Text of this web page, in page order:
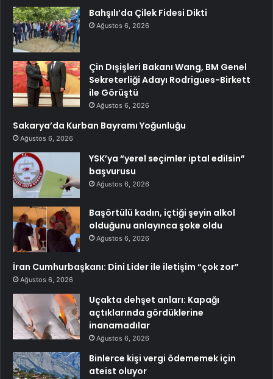
Bahşılı’da Çilek Fidesi Dikti
Ağustos 6, 2026
Çin Dışişleri Bakanı Wang, BM Genel
Sekreterliği Adayı Rodrigues-Birkett
ile Görüştü
Ağustos 6, 2026
Sakarya’da Kurban Bayramı Yoğunluğu
Ağustos 6, 2026
YSK’ya “yerel seçimler iptal edilsin”
başvurusu
Ağustos 6, 2026
Başörtülü kadın, içtiği şeyin alkol
olduğunu anlayınca şoke oldu
Ağustos 6, 2026
İran Cumhurbaşkanı: Dini Lider ile iletişim “çok zor”
Ağustos 6, 2026
Uçakta dehşet anları: Kapağı
açtıklarında gördüklerine
inanamadılar
Ağustos 6, 2026
Binlerce kişi vergi ödememek için
ateist oluyor